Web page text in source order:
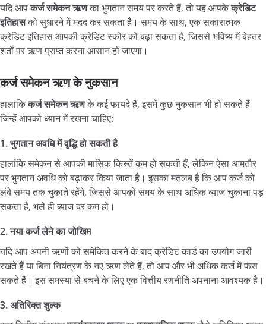
यदि आपकर्जसमेकनऋणका भुगतान समय पर करते हैं, तो यह आपकेक्रेडिट
इतिहासको सुधारने में मदद कर सकता है। समय के साथ, एक सकारात्मक
क्रेडिट इतिहास आपकी क्रेडिट स्कोर को बढ़ा सकता है, जिससे भविष्य में बेहतर
शर्तों पर ऋण प्राप्त करना आसान हो जाएगा।
कर्जसमेकनऋणकेनुकसान
हालांकिकर्जसमेकनऋणके कई फायदे हैं, इसमें कुछ नुकसान भी हो सकते हैं
जिन्हें आपको ध्यान में रखना चाहिए:
1.भुगतानअवधिमेंवृद्धिहोसकतीहै
हालांकि समेकन से आपकी मासिक किस्तें कम हो सकती हैं, लेकिन ऐसा आमतौर
पर भुगतान अवधि को बढ़ाकर किया जाता है। इसका मतलब है कि आप कर्ज को
लंबे समय तक चुकाते रहेंगे, जिससे आपको समय के साथ अधिक ब्याज चुकाना पड़
सकता है, भले ही ब्याज दर कम हो।
2.नयाकर्जलेनेकाजोखिम
यदि आप अपनी ऋणों को समेकित करने के बाद क्रेडिट कार्ड का उपयोग जारी
रखते हैं या बिना नियंत्रण के नए ऋण लेते हैं, तो आप और भी अधिक कर्ज में फंस
सकते हैं। इस समस्या से बचने के लिए एक वित्तीय रणनीति अपनाना आवश्यक है।
3.अतिरिक्तशुल्क